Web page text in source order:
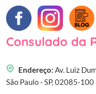
Consulado da
Endereço: Av. Luiz
São Paulo - SP, 02085-100